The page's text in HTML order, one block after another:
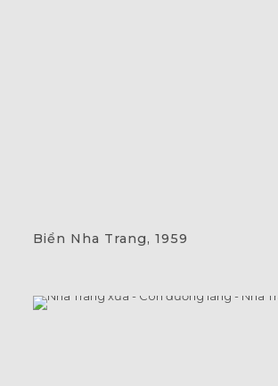
Biển Nha Trang, 1959